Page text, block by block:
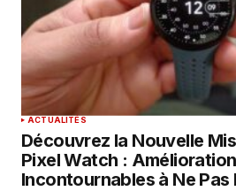
ACTUALITÉS
Découvrez la Nouvelle
Pixel Watch :
Incontournables à Ne Pas